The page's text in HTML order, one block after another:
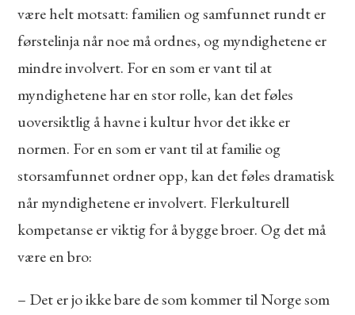
være helt motsatt: familien og samfunnet rundt er
førstelinja når noe må ordnes, og myndighetene er
mindre involvert. For en som er vant til at
myndighetene har en stor rolle, kan det føles
uoversiktlig å havne i kultur hvor det ikke er
normen. For en som er vant til at familie og
storsamfunnet ordner opp, kan det føles dramatisk
når myndighetene er involvert. Flerkulturell
kompetanse er viktig for å bygge broer. Og det må
være en bro:
– Det er jo ikke bare de som kommer til Norge som